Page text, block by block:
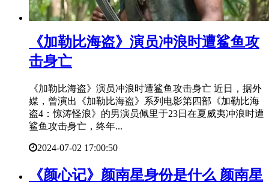
​《加勒比海盗》演员冲浪时遭鲨鱼攻
击身亡
《加勒比海盗》演员冲浪时遭鲨鱼攻击身亡 近日，据外
媒，曾演出《加勒比海盗》系列电影第四部《加勒比海
盗4：惊涛怪浪》的男演员佩里于23日在夏威夷冲浪时遭
鲨鱼攻击身亡，终年...
2024-07-02 17:00:50
​《颜心记》颜南星身份是什么 颜南星